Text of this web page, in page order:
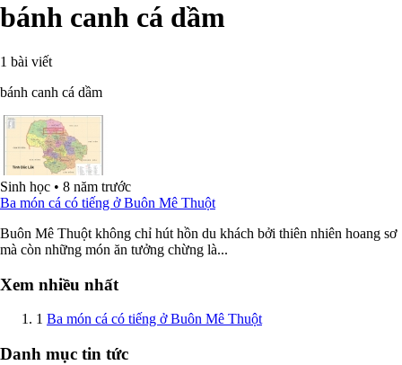
bánh canh cá dầm
1 bài viết
bánh canh cá dầm
Sinh học • 8 năm trước
Ba món cá có tiếng ở Buôn Mê Thuột
Buôn Mê Thuột không chỉ hút hồn du khách bởi thiên nhiên hoang sơ
mà còn những món ăn tưởng chừng là...
Xem nhiều nhất
1 Ba món cá có tiếng ở Buôn Mê Thuột
Danh mục tin tức